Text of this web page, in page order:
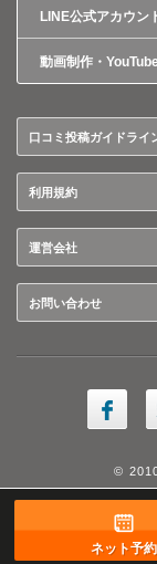
ネット予約
LINE公式アカウン
動画制作・
口コミ投稿ガイドライ
利用規約
運営会社
お問い合わせ
©